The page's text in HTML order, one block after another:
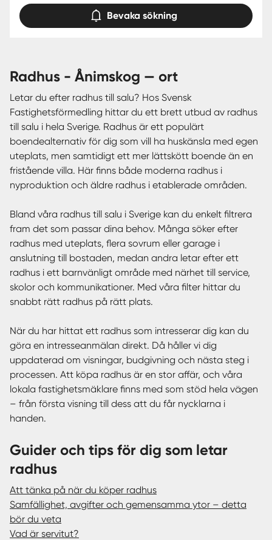
Bevaka sökning
radhus - Ånimskog — ort
Letar du efter radhus till salu? Hos Svensk
Fastighetsförmedling hittar du ett brett utbud av radhus
till salu i hela Sverige. Radhus är ett populärt
boendealternativ för dig som vill ha huskänsla med egen
uteplats, men samtidigt ett mer lättskött boende än en
fristående villa. Här finns både moderna radhus i
nyproduktion och äldre radhus i etablerade områden.
Bland våra radhus till salu i Sverige kan du enkelt filtrera
fram det som passar dina behov. Många söker efter
radhus med uteplats, flera sovrum eller garage i
anslutning till bostaden, medan andra letar efter ett
radhus i ett barnvänligt område med närhet till service,
skolor och kommunikationer. Med våra filter hittar du
snabbt rätt radhus på rätt plats.
När du har hittat ett radhus som intresserar dig kan du
göra en intresseanmälan direkt. Då håller vi dig
uppdaterad om visningar, budgivning och nästa steg i
processen. Att köpa radhus är en stor affär, och våra
lokala fastighetsmäklare finns med som stöd hela vägen
– från första visning till dess att du får nycklarna i
handen.
Guider och tips för dig som letar
radhus
Att tänka på när du köper radhus
Samfällighet, avgifter och gemensamma ytor – detta
bör du veta
Vad är servitut?